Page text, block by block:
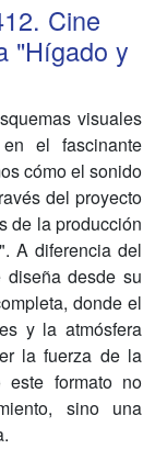
Cine
"Hígado y
visuales
el fascinante
cómo el sonido
del proyecto
de la producción
A diferencia del
diseña desde su
donde el
y la atmósfera
la fuerza de la
este formato no
sino una